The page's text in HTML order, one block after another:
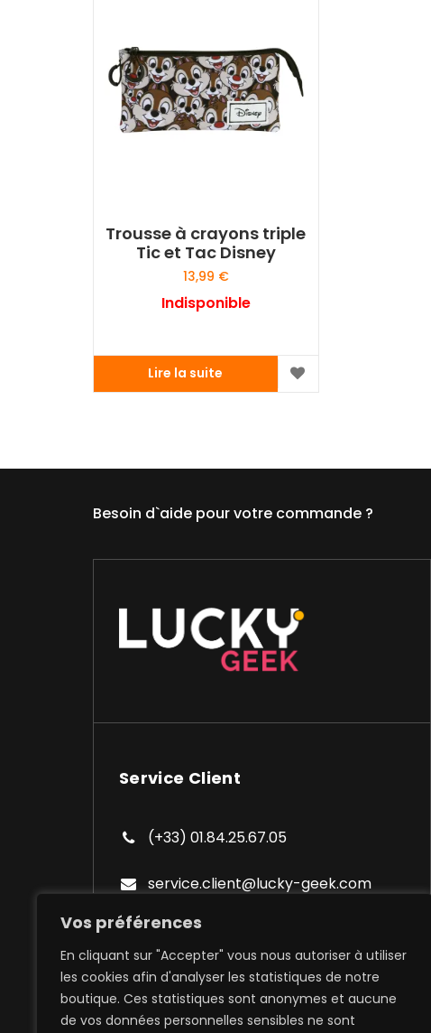
Vos préférences
En cliquant sur "Accepter" vous nous autoriser à utiliser
les cookies afin d'analyser les statistiques de notre
boutique. Ces statistiques sont anonymes et aucune
de vos données personnelles sensibles ne sont
Trousse à crayons triple
Tic et Tac Disney
13,99 €
Indisponible
Lire la suite
Besoin d`aide pour votre commande ?
Service Client
(+33) 01.84.25.67.05
service.client@lucky-geek.com
Expédition à domicile et